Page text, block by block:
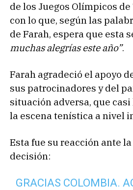
de los Juegos Olímpicos de
con lo que, según las
de Farah, espera que esta
muchas alegrías este año”.
Farah agradeció el apoyo
sus patrocinadores y del
situación adversa, que
la escena tenística a nivel
Esta fue su reacción ante
decisión:
GRACIAS COLOMBIA.